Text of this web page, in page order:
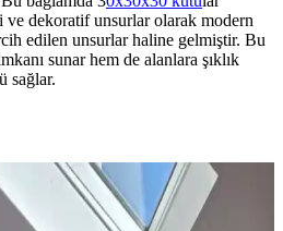
dekoratif unsurlar olarak modern
edilen unsurlar haline gelmiştir. Bu
sunar hem de alanlara şıklık
sağlar.
Seçimi: Renk Dengesi ve
Tasarımı